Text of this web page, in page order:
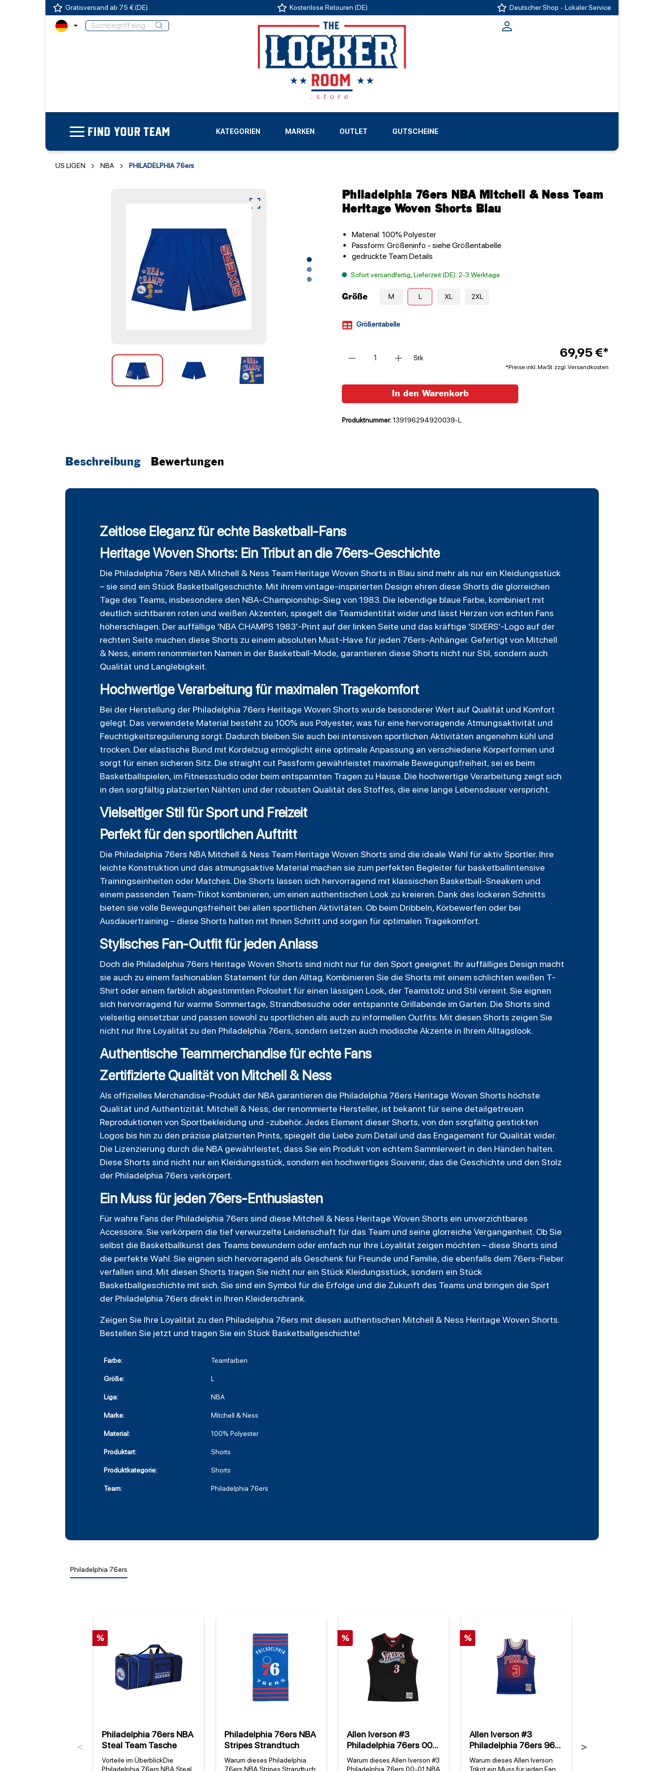
Gratisversand ab 75 € (DE) Kostenlose Retouren (DE) Deutscher Shop - Lokaler Service
FIND YOUR TEAM KATEGORIEN MARKEN
LIGEN
OUTLET GUTSCHEINE
US LIGEN NBA PHILADELPHIA 76ers
Philadelphia 76ers NBA Mitchell & Ness Team
Heritage Woven Shorts Blau
Material: 100% Polyester
Passform: Größeninfo - siehe Größentabelle
gedruckte Team Details
Sofort versandfertig, Lieferzeit (DE): 2-3 Werktage
Größe M L XL 2XL
Größentabelle
Stk
69,95 €*
*Preise inkl. MwSt. zzgl. Versandkosten
In den Warenkorb
Produktnummer:139196294920039-L
Beschreibung Bewertungen
Zeitlose Eleganz für echte Basketball-Fans
Heritage Woven Shorts: Ein Tribut an die 76ers-Geschichte
Die Philadelphia 76ers NBA Mitchell & Ness Team Heritage Woven Shorts in Blau sind mehr als nur ein Kleidungsstück
– sie sind ein Stück Basketballgeschichte. Mit ihrem vintage-inspirierten Design ehren diese Shorts die glorreichen
Tage des Teams, insbesondere den NBA-Championship-Sieg von 1983. Die lebendige blaue Farbe, kombiniert mit
deutlich sichtbaren roten und weißen Akzenten, spiegelt die Teamidentität wider und lässt Herzen von echten Fans
höherschlagen. Der auffällige 'NBA CHAMPS 1983'-Print auf der linken Seite und das kräftige 'SIXERS'-Logo auf der
rechten Seite machen diese Shorts zu einem absoluten Must-Have für jeden 76ers-Anhänger. Gefertigt von Mitchell
& Ness, einem renommierten Namen in der Basketball-Mode, garantieren diese Shorts nicht nur Stil, sondern auch
Qualität und Langlebigkeit.
Hochwertige Verarbeitung für maximalen Tragekomfort
Bei der Herstellung der Philadelphia 76ers Heritage Woven Shorts wurde besonderer Wert auf Qualität und Komfort
gelegt. Das verwendete Material besteht zu 100% aus Polyester, was für eine hervorragende Atmungsaktivität und
Feuchtigkeitsregulierung sorgt. Dadurch bleiben Sie auch bei intensiven sportlichen Aktivitäten angenehm kühl und
trocken. Der elastische Bund mit Kordelzug ermöglicht eine optimale Anpassung an verschiedene Körperformen und
sorgt für einen sicheren Sitz. Die straight cut Passform gewährleistet maximale Bewegungsfreiheit, sei es beim
Basketballspielen, im Fitnessstudio oder beim entspannten Tragen zu Hause. Die hochwertige Verarbeitung zeigt sich
in den sorgfältig platzierten Nähten und der robusten Qualität des Stoffes, die eine lange Lebensdauer verspricht.
Vielseitiger Stil für Sport und Freizeit
Perfekt für den sportlichen Auftritt
Die Philadelphia 76ers NBA Mitchell & Ness Team Heritage Woven Shorts sind die ideale Wahl für aktiv Sportler. Ihre
leichte Konstruktion und das atmungsaktive Material machen sie zum perfekten Begleiter für basketballintensive
Trainingseinheiten oder Matches. Die Shorts lassen sich hervorragend mit klassischen Basketball-Sneakern und
einem passenden Team-Trikot kombinieren, um einen authentischen Look zu kreieren. Dank des lockeren Schnitts
bieten sie volle Bewegungsfreiheit bei allen sportlichen Aktivitäten. Ob beim Dribbeln, Körbewerfen oder bei
Ausdauertraining – diese Shorts halten mit Ihnen Schritt und sorgen für optimalen Tragekomfort.
Stylisches Fan-Outfit für jeden Anlass
Doch die Philadelphia 76ers Heritage Woven Shorts sind nicht nur für den Sport geeignet. Ihr auffälliges Design macht
sie auch zu einem fashionablen Statement für den Alltag. Kombinieren Sie die Shorts mit einem schlichten weißen T-
Shirt oder einem farblich abgestimmten Poloshirt für einen lässigen Look, der Teamstolz und Stil vereint. Sie eignen
sich hervorragend für warme Sommertage, Strandbesuche oder entspannte Grillabende im Garten. Die Shorts sind
vielseitig einsetzbar und passen sowohl zu sportlichen als auch zu informellen Outfits. Mit diesen Shorts zeigen Sie
nicht nur Ihre Loyalität zu den Philadelphia 76ers, sondern setzen auch modische Akzente in Ihrem Alltagslook.
Authentische Teammerchandise für echte Fans
Zertifizierte Qualität von Mitchell & Ness
Als offizielles Merchandise-Produkt der NBA garantieren die Philadelphia 76ers Heritage Woven Shorts höchste
Qualität und Authentizität. Mitchell & Ness, der renommierte Hersteller, ist bekannt für seine detailgetreuen
Reproduktionen von Sportbekleidung und -zubehör. Jedes Element dieser Shorts, von den sorgfältig gestickten
Logos bis hin zu den präzise platzierten Prints, spiegelt die Liebe zum Detail und das Engagement für Qualität wider.
Die Lizenzierung durch die NBA gewährleistet, dass Sie ein Produkt von echtem Sammlerwert in den Händen halten.
Diese Shorts sind nicht nur ein Kleidungsstück, sondern ein hochwertiges Souvenir, das die Geschichte und den Stolz
der Philadelphia 76ers verkörpert.
Ein Muss für jeden 76ers-Enthusiasten
Für wahre Fans der Philadelphia 76ers sind diese Mitchell & Ness Heritage Woven Shorts ein unverzichtbares
Accessoire. Sie verkörpern die tief verwurzelte Leidenschaft für das Team und seine glorreiche Vergangenheit. Ob Sie
selbst die Basketballkunst des Teams bewundern oder einfach nur Ihre Loyalität zeigen möchten – diese Shorts sind
die perfekte Wahl. Sie eignen sich hervorragend als Geschenk für Freunde und Familie, die ebenfalls dem 76ers-Fieber
verfallen sind. Mit diesen Shorts tragen Sie nicht nur ein Stück Kleidungsstück, sondern ein Stück
Basketballgeschichte mit sich. Sie sind ein Symbol für die Erfolge und die Zukunft des Teams und bringen die Spirt
der Philadelphia 76ers direkt in Ihren Kleiderschrank.
Zeigen Sie Ihre Loyalität zu den Philadelphia 76ers mit diesen authentischen Mitchell & Ness Heritage Woven Shorts.
Bestellen Sie jetzt und tragen Sie ein Stück Basketballgeschichte!
Farbe: Teamfarben
Größe: L
Liga: NBA
Marke: Mitchell & Ness
Material: 100% Polyester
Produktart: Shorts
Produktkategorie: Shorts
Team: Philadelphia 76ers
Philadelphia 76ers
Previous
%
Philadelphia 76ers NBA
Steal Team Tasche
Vorteile im ÜberblickDie
Philadelphia 76ers NBA Steal
Philadelphia 76ers NBA
Stripes Strandtuch
Warum dieses Philadelphia
76ers NBA Stripes Strandtuch
%
Allen Iverson #3
Philadelphia 76ers 00-
01 NBA Mitchell & Ness
Swingman Trikot
Warum dieses Allen Iverson #3
Philadelphia 76ers 00-01 NBA
%
Allen Iverson #3
Philadelphia 76ers 96
NBA Mitchell & Ness
Spraypaint Gradient
Warum dieses Allen Iverson
Trikot ein Muss für jeden Fan
Next